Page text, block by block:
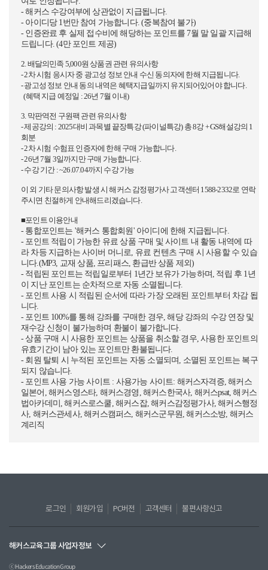
- 해커스 수강여부에 상관없이 지급됩니다.
- 아이디당 1번만 참여 가능합니다. (중복참여 불가)
- 인증완료 후 실제 접수비에 해당하는 포인트를 7월 말 일괄 지급해
드립니다. (4만 포인트 제공)
2. 배달의민족 5,000원 상품권 관련 유의사항
- 2차 시험 응시자 중 광고성 정보 안내 수신 동의자에 한해 지급됩니다.
- 광고성 정보 안내 동의 내역은 혜택지급일까지 유지되어있어야 합니다.
(혜택 지급 예정일 : 26년 7월 이내)
3. 막판역전 구원팩 관련 유의사항
- 제공강의 : 2025대비 과목별 끝장특강 (파이널특강) 총 8강 + GS해설강의 1
회분
- 2차 시험 수험표 인증자에 한해 구매 가능합니다.
- 26년 7월 3일까지만 구매 가능합니다.
- 수강 기간 : ~26.07.04까지 수강 가능
이 외 기타 문의사항 발생 시 해커스 감정평가사 고객센터 1588-2332로 연락
주시면 친절하게 안내해드리겠습니다.
■포인트 이용안내
- 통합포인트는 '해커스 통합회원' 아이디에 한해 지급됩니다.
- 포인트 적립이 가능한 유료 상품 구매 및 사이트 내 활동 내역에 따
라 차등 지급하는 사이버 머니로, 유료 컨텐츠 구매 시 사용할 수 있습
니다.(MP3, 교재 상품, 프리패스, 환급반 상품 제외)
- 적립된 포인트는 적립일로부터 1년간 보유가 가능하며, 적립 후 1년
이 지난 포인트는 순차적으로 자동 소멸됩니다.
- 포인트 사용 시 적립된 순서에 따라 가장 오래된 포인트부터 차감 됩
니다.
- 포인트 100%를 통해 강좌를 구매한 경우, 해당 강좌의 수강 연장 및
재수강 신청이 불가능하며 환불이 불가합니다.
- 상품 구매 시 사용한 포인트는 상품을 취소할 경우, 사용한 포인트의
유효기간이 남아 있는 포인트만 환불됩니다.
- 회원 탈퇴 시 누적된 포인트는 자동 소멸되며, 소멸된 포인트는 복구
되지 않습니다.
- 포인트 사용 가능 사이트 : 사용가능 사이트: 해커스자격증, 해커스
일본어, 해커스영스타, 해커스경영, 해커스한국사, 해커스psat, 해커스
법아카데미, 해커스로스쿨, 해커스잡, 해커스감정평가사, 해커스행정
사, 해커스관세사, 해커스캠퍼스, 해커스군무원, 해커스소방, 해커스
계리직
로그인 회원가입 PC버전 고객센터 불편사항신고
해커스교육그룹 사업자정보
ⓒ Hackers Education Group